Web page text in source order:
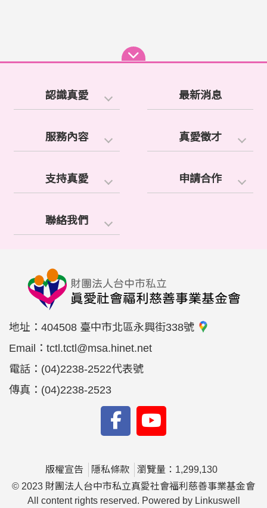
認識真愛 最新消息
服務內容 真愛徵才
支持真愛 申請合作
聯絡我們
地址： 404508 臺中市北區永興街338號
Email： tctl.tctl@msa.hinet.net
電話： (04)2238-2522代表號
傳真： (04)2238-2523
版權宣告 隱私條款
瀏覽量：1,299,130
© 2023 財團法人台中市私立真愛社會福利慈善事業基金會
All content rights reserved. Powered by Linkuswell